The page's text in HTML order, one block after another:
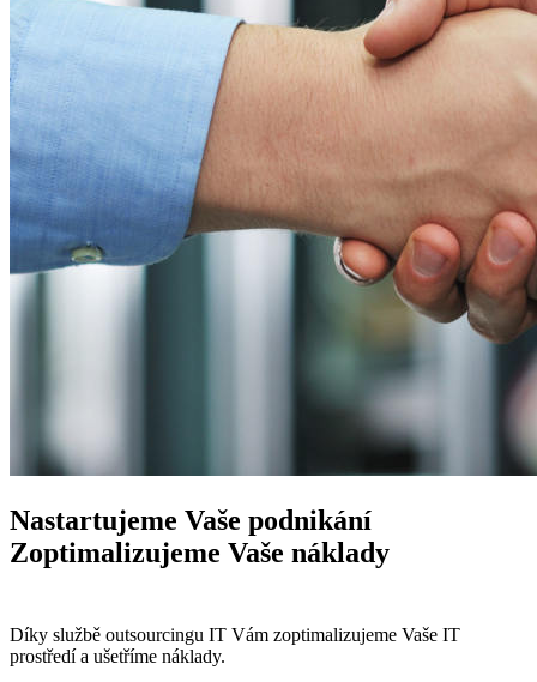
Nastartujeme Vaše podnikání
Zoptimalizujeme Vaše náklady
Díky službě outsourcingu IT Vám zoptimalizujeme Vaše IT
prostředí a ušetříme náklady.